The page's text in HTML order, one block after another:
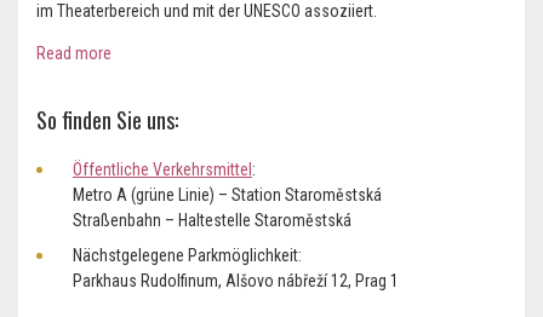
im Theaterbereich und mit der UNESCO assoziiert.
Read more
So finden Sie uns:
Öffentliche Verkehrsmittel :
Metro A (grüne Linie) – Station Staroměstská
Straßenbahn – Haltestelle Staroměstská
Nächstgelegene Parkmöglichkeit:
Parkhaus Rudolfinum, Alšovo nábřeží 12, Prag 1